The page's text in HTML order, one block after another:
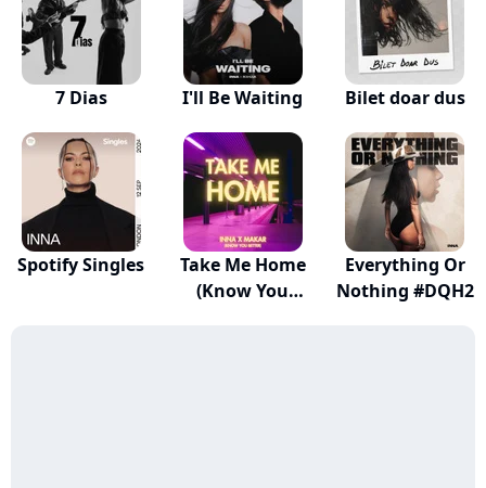
7 Dias I'll Be Waiting Bilet doar dus
Spotify Singles
Take Me Home
(Know You
Everything Or
Nothing #DQH2